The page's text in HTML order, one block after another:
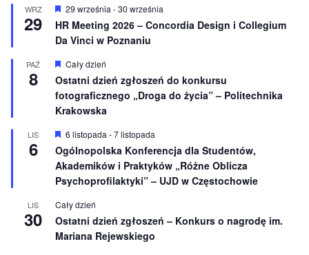
n
i
o
n
WRZ
29
W
y
r
ó
n
o
n
e
29 września -30 września
HR Meeting 2026 – Concordia Design i Collegium
Da Vinci w Poznaniu
PAŹ
8
W
r
ó
ż
n
i
o
n
e
Cały dzień
Ostatni dzień zgłoszeń do konkursu
fotograficznego „Droga do życia” – Politechnika
Krakowska
LIS
6
W
r
ó
ż
n
o
n
e
6 listopada -7 listopada
Ogólnopolska Konferencja dla Studentów,
Akademików i Praktyków „Różne Oblicza
Psychoprofilaktyki” – UJD w Częstochowie
LIS
30
Cały dzień
Ostatni dzień zgłoszeń – Konkurs o nagrodę im.
Mariana Rejewskiego